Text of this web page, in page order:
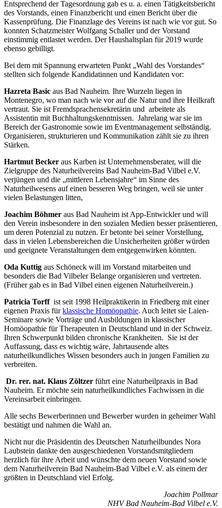
Entsprechend der Tagesordnung gab es u. a. einen Tätigkeitsbericht
des Vorstands, einen Finanzbericht und einen Bericht über die
Kassenprüfung. Die Finanzlage des Vereins ist nach wie vor gut. So
konnten Schatzmeister Wolfgang Schaller und der Vorstand
einstimmig entlastet werden. Der Haushaltsplan für 2019 wurde
ebenso gebilligt.
Bei dem mit Spannung erwarteten Punkt „Wahl des Vorstandes“
stellten sich folgende Kandidatinnen und Kandidaten vor:
Hazreta Basic aus Bad Nauheim. Ihre Wurzeln liegen in
Montenegro, wo man nach wie vor auf die Natur und ihre Heilkraft
vertraut. Sie ist Fremdsprachensekretärin und arbeitete als
Assistentin mit Buchhaltungskenntnissen. Jahrelang war sie im
Bereich der Gastronomie sowie im Eventmanagement selbständig.
Organisieren, strukturieren und Kommunikation zählt sie zu ihren
Stärken.
Hartmut Becker aus Karben ist Unternehmensberater, will die
Zielgruppe des Naturheilvereins Bad Nauheim-Bad Vilbel e.V.
verjüngen und die „mittleren Lebensjahre“ im Sinne des
Naturheilwesens auf einen besseren Weg bringen, weil sie unter
vielen Belastungen litten,
Joachim Böhmer aus Bad Nauheim ist App-Entwickler und will
den Verein insbesondere in den sozialen Medien besser präsentieren,
um deren Potenzial zu nutzen. Er betonte bei seiner Vorstellung,
dass in vielen Lebensbereichen die Unsicherheiten größer würden
und geeignete Veranstaltungen dem entgegenwirken könnten.
Oda Kuttig aus Schöneck will im Vorstand mitarbeiten und
besonders die Bad Vilbeler Belange organisieren und vertreten.
(Früher gab es in Bad Vilbel einen eigenen Naturheilverein.)
Patricia Torff ist seit 1998 Heilpraktikerin in Friedberg mit einer
eigenen Praxis fürklassische Homöopathie. Auch leitet sie Laien-
Seminare sowie Vorträge und Ausbildungen in klassischer
Homöopathie für Therapeuten in Deutschland und in der Schweiz.
Ihren Schwerpunkt bilden chronische Krankheiten. Sie ist der
Auffassung, dass es wichtig wäre, Jahrtausende altes
naturheilkundliches Wissen besonders auch in jungen Familien zu
verbreiten.
Dr. rer. nat. Klaus Zöltzer führt eine Naturheilpraxis in Bad
Nauheim. Er möchte sein naturheilkundliches Fachwissen in die
Vereinsarbeit einbringen.
Alle sechs Bewerberinnen und Bewerber wurden in geheimer Wahl
bestätigt und nahmen die Wahl an.
Nicht nur die Präsidentin des Deutschen Naturheilbundes Nora
Laubstein dankte den ausgeschiedenen Vorstandsmitgliedern
herzlich für ihre Arbeit und wünschte dem neuen Vorstand sowie
dem Naturheilverein Bad Nauheim-Bad Vilbel e.V. als einem der
größten in Deutschland viel Erfolg.
Joachim Pollmar
NHV Bad Nauheim-Bad Vilbel e.V.